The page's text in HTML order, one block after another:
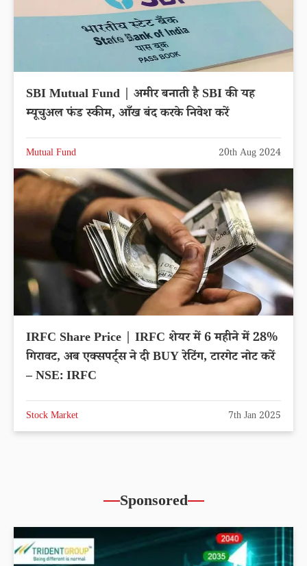
SBI Mutual Fund | अमीर बनाती है SBI की यह
म्यूचुअल फंड स्कीम, आँख बंद करके निवेश करें
Mutual Fund 20th Aug 2024
IRFC Share Price | IRFC शेयर में 6 महीने में 28%
गिरावट, अब एक्सपर्ट्स ने दी BUY रेटिंग, टारगेट नोट करें
– NSE: IRFC
Stock Market 7th Jan 2025
Sponsored